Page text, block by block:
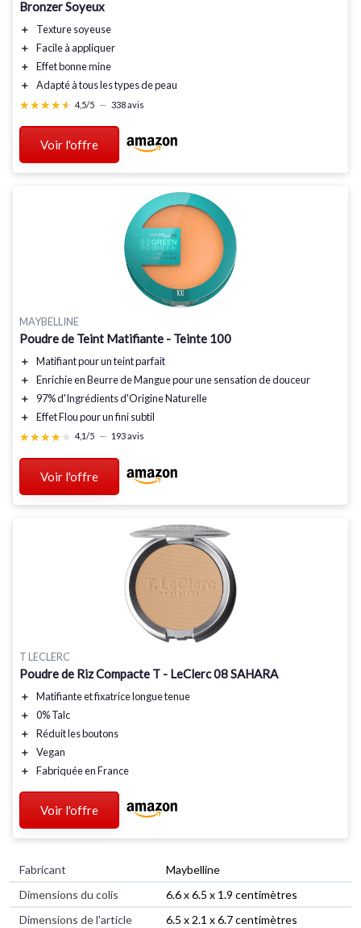
Bronzer Soyeux
＋
Texture soyeuse
＋
Facile à appliquer
＋
Effet bonne mine
＋
Adapté à tous les types de peau
★★★★★
★★★★★ 4,5/5 — 338 avis
Voir l'offre
MAYBELLINE
Poudre de Teint Matifiante - Teinte 100
＋ Matifiantpour un teint parfait
＋
Enrichie en Beurre de Manguepour une sensation de douceur
＋
97% d'Ingrédients d'Origine Naturelle
＋
Effet Floupour un fini subtil
★★★★★
★★★★★ 4,1/5 — 193 avis
Voir l'offre
T LECLERC
Poudre de Riz Compacte T - LeClerc 08 SAHARA
＋ Matifianteet fixatrice longue tenue
＋
0% Talc
＋
Réduit les boutons
＋
Vegan
＋
Fabriquée en France
Voir l'offre
Fabricant
‎Maybelline
Dimensions du colis
‎6.6 x 6.5 x 1.9 centimètres
Dimensions de l'article
‎6.5 x 2.1 x 6.7 centimètres